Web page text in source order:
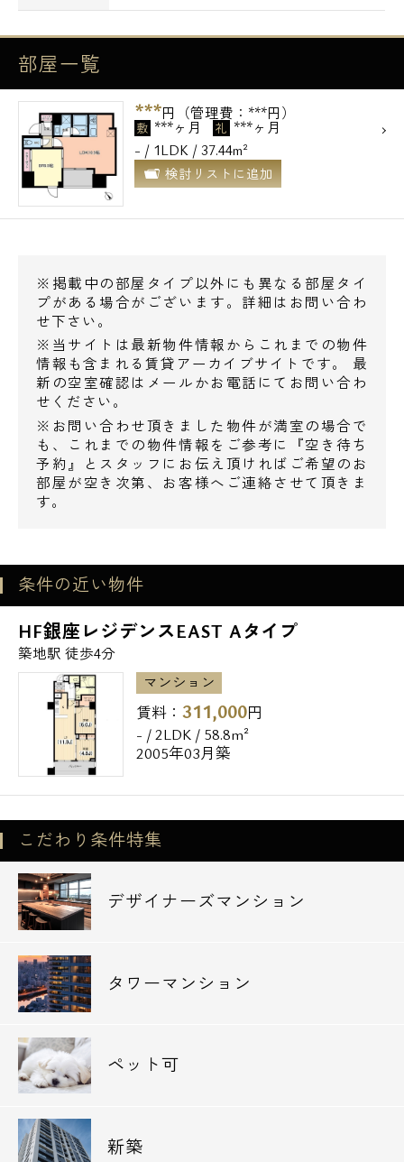
部屋一覧
***円（管理費：***円）
敷 ***ヶ月 礼 ***ヶ月
- / 1LDK / 37.44m²
検討リストに追加
※掲載中の部屋タイプ以外にも異なる部屋タイ
プがある場合がございます。詳細はお問い合わ
せ下さい。
※当サイトは最新物件情報からこれまでの物件
情報も含まれる賃貸アーカイブサイトです。 最
新の空室確認はメールかお電話にてお問い合わ
せください。
※お問い合わせ頂きました物件が満室の場合で
も、これまでの物件情報をご参考に『空き待ち
予約』とスタッフにお伝え頂ければご希望のお
部屋が空き次第、お客様へご連絡させて頂きま
す。
条件の近い物件
HF銀座レジデンスEAST Aタイプ
築地駅 徒歩4分
マンション
賃料： 311,000円
- / 2LDK / 58.8m²
2005年03月築
こだわり条件特集
デザイナーズマンション
タワーマンション
ペット可
新築
メールでお問い合わせ
お問い合わせ